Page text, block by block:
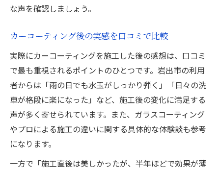
な声を確認しましょう。
カーコーティング後の実感を口コミで比較
実際にカーコーティングを施工した後の感想は、口コミ
で最も重視されるポイントのひとつです。岩出市の利用
者からは「雨の日でも水玉がしっかり弾く」「日々の洗
車が格段に楽になった」など、施工後の変化に満足する
声が多く寄せられています。また、ガラスコーティング
やプロによる施工の違いに関する具体的な体験談も参考
になります。
一方で「施工直後は美しかったが、半年ほどで効果が薄